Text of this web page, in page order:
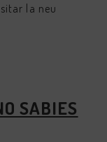
la neu
SABIES